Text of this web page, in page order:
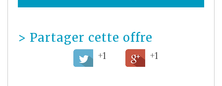
> Partager cette offre
+1 +1